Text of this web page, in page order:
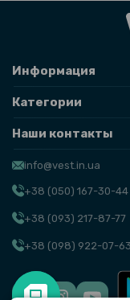
Информация
Категории
Наши контакты
info@vest.in.ua
+38 (050) 167-30-44
+38 (093) 217-87-77
+38 (098) 922-07-63